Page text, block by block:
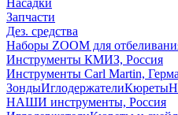
Насадки
Запчасти
Дез. средства
Наборы ZOOM для
Инструменты КМИЗ, Россия
Инструменты Carl Martin,
ЗондыИглодержателиКюреты
НАШИ инструменты, Россия